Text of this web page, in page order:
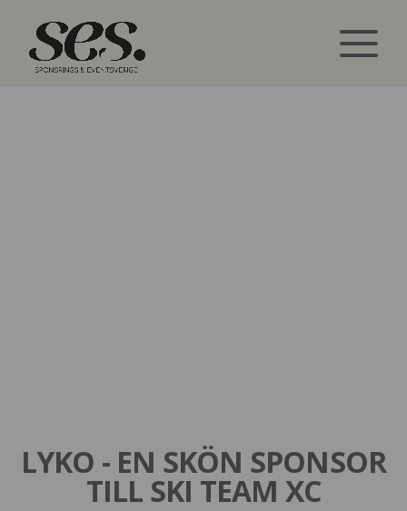
LYKO - EN SKÖN SPONSOR
TILL SKI TEAM XC